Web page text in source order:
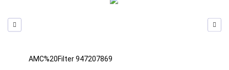
AMC%20Filter 947207869